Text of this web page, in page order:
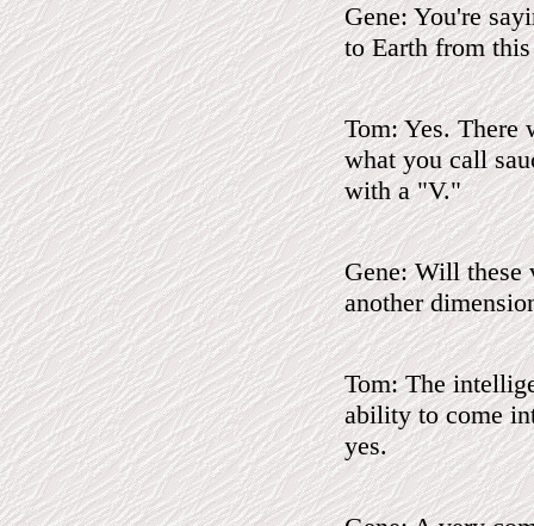
Gene: You're
to Earth from
Tom: Yes. There
what you call
with a "V."
Gene: Will these
another
Tom: The
ability to come
yes.